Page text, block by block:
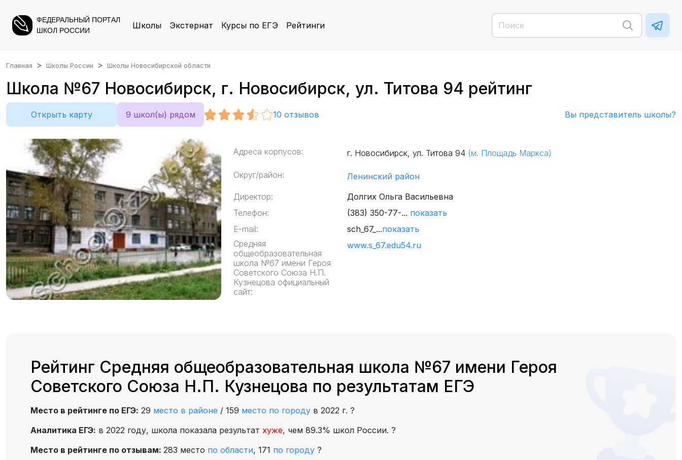
ФЕДЕРАЛЬНЫЙ ПОРТАЛ
ШКОЛ РОССИИ
Школы Экстернат Курсы по ЕГЭ Рейтинги
Главная Школы России Школы Новосибирской области
Школа №67 Новосибирск, г. Новосибирск, ул. Титова 94 рейтинг
Открыть карту 9 школ(ы) рядом 10 отзывов Вы представитель школы?
Адреса корпусов: г. Новосибирск, ул. Титова 94 (м. Площадь Маркса)
Округ/район:
Ленинский район
Директор:
Долгих Ольга Васильевна
Телефон:
(383) 350-77-... показать
E-mail:
sch_67_...показать
Средняя
общеобразовательная
школа №67 имени Героя
Советского Союза Н.П.
Кузнецова официальный
сайт:
www.s_67.edu54.ru
Рейтинг Средняя общеобразовательная школа №67 имени Героя
Советского Союза Н.П. Кузнецова по результатам ЕГЭ
Место в рейтинге по ЕГЭ: 29 место в районе / 159 место по городу в 2022 г. ?
Аналитика ЕГЭ: в 2022 году, школа показала результат хуже, чем 89.3% школ России. ?
Место в рейтинге по отзывам: 283 место по области, 171 по городу ?